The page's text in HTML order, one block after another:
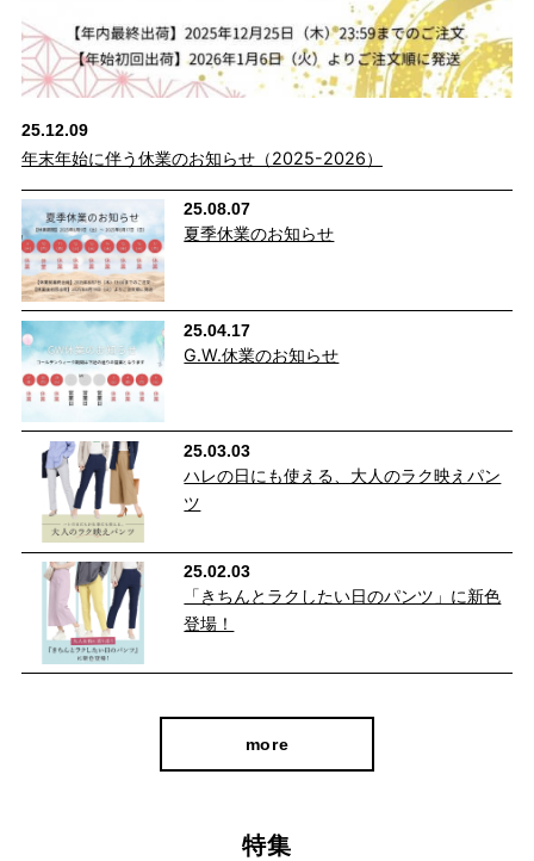
25.12.09
年末年始に伴う休業のお知らせ（2025-2026）
25.08.07
夏季休業のお知らせ
25.04.17
G.W.休業のお知らせ
25.03.03
ハレの日にも使える、大人のラク映えパン
ツ
25.02.03
「きちんとラクしたい日のパンツ」に新色
登場！
more
特集